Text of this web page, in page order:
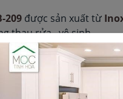
209 được sản xuất từ
thau rửa , vệ sinh.
, không bàn.
nguyên bộ từĐài Loan